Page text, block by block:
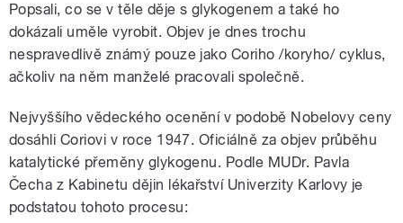
Popsali, co se v těle děje s glykogenem a také ho
dokázali uměle vyrobit. Objev je dnes trochu
nespravedlivě známý pouze jako Coriho /koryho/ cyklus,
ačkoliv na něm manželé pracovali společně.
Nejvyššího vědeckého ocenění v podobě Nobelovy ceny
dosáhli Coriovi v roce 1947. Oficiálně za objev průběhu
katalytické přeměny glykogenu. Podle MUDr. Pavla
Čecha z Kabinetu dějin lékařství Univerzity Karlovy je
podstatou tohoto procesu: